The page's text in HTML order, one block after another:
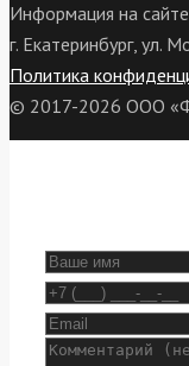
Информация на
г. Екатеринбург, ул.
Политика
© 2017-2026 ООО